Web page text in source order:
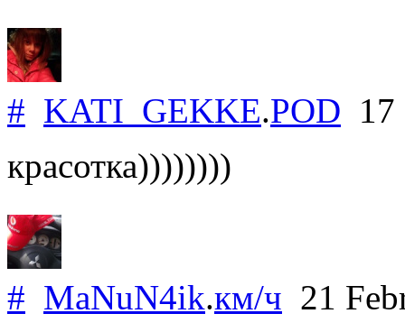
# KATI_GEKKE.POD
красотка))))))))
# MaNuN4ik.км/ч 21